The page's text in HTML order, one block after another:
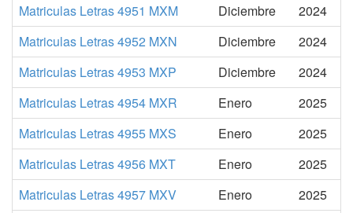
Matriculas Letras 4951 MXM
Diciembre
2024
Matriculas Letras 4952 MXN
Diciembre
2024
Matriculas Letras 4953 MXP
Diciembre
2024
Matriculas Letras 4954 MXR
Enero
2025
Matriculas Letras 4955 MXS
Enero
2025
Matriculas Letras 4956 MXT
Enero
2025
Matriculas Letras 4957 MXV
Enero
2025